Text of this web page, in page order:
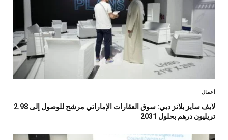
أعمال
لايف سايز بلانز دبي: سوق العقارات الإماراتي مرشح للوصول إلى 2.98
تريليون درهم بحلول 2031